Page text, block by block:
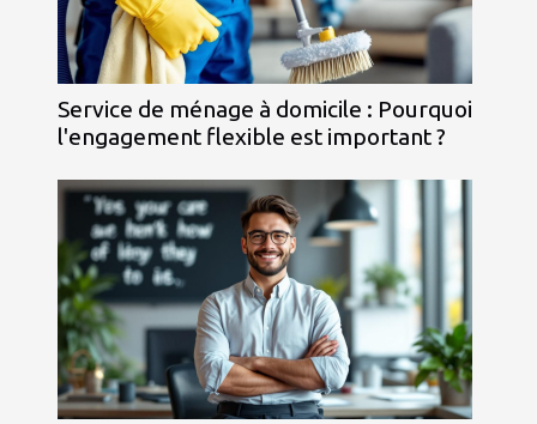
Service de ménage à domicile : Pourquoi
l'engagement flexible est important ?